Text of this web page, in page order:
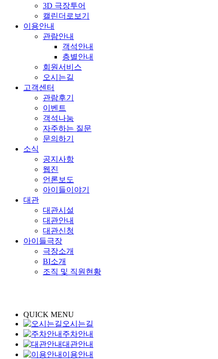
3D 극장투어
캘린더로보기
이용안내
관람안내
객석안내
층별안내
회원서비스
오시는길
고객센터
관람후기
이벤트
객석나눔
자주하는 질문
문의하기
소식
공지사항
웹진
언론보도
아이들이야기
대관
대관시설
대관안내
대관신청
아이들극장
극장소개
BI소개
조직 및 직원현황
QUICK MENU
오시는길
주차안내
대관안내
이용안내